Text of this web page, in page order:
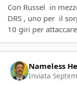
Con Russel in
DRS , uno per il
10 giri per
Nameless
Inviata